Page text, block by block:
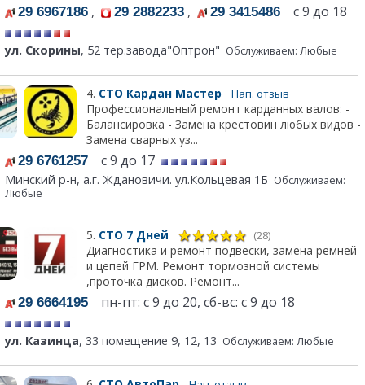
29 6967186 , 29 2882233 , 29 3415486 с 9 до 18
ул. Скорины, 52 тер.завода"Оптрон" Обслуживаем: Любые
4. СТО Кардан Мастер Нап. отзыв
Профессиональный ремонт карданных валов: -
Балансировка - Замена крестовин любых видов -
Замена сварных уз...
29 6761257 с 9 до 17
Минский р-н, а.г. Ждановичи. ул.Кольцевая 1Б Обслуживаем:
Любые
5. СТО 7 Дней (28)
Диагностика и ремонт подвески, замена ремней
и цепей ГРМ. Ремонт тормозной системы
,проточка дисков. Ремонт...
29 6664195 пн-пт: с 9 до 20, сб-вс: с 9 до 18
ул. Казинца, 33 помещение 9, 12, 13 Обслуживаем: Любые